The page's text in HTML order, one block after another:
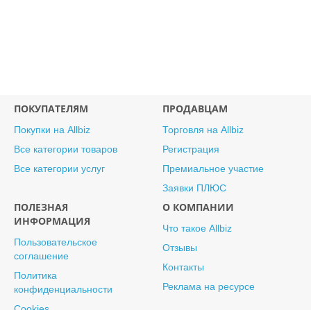
ПОКУПАТЕЛЯМ
Покупки на Allbiz
Все категории товаров
Все категории услуг
ПРОДАВЦАМ
Торговля на Allbiz
Регистрация
Премиальное участие
Заявки ПЛЮС
ПОЛЕЗНАЯ
ИНФОРМАЦИЯ
Пользовательское
соглашение
Политика
конфиденциальности
О КОМПАНИИ
Что такое Allbiz
Отзывы
Контакты
Реклама на ресурсе